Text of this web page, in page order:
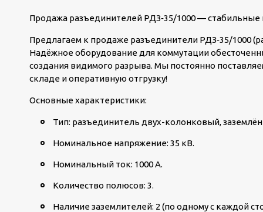
Продажа разъединителей РДЗ‑35/1000 — стабильные
Предлагаем к продаже разъединители РДЗ‑35/
Надёжное оборудование для коммутации
создания видимого разрыва. Мы постоянно
складе и оперативную отгрузку!
Основные характеристики:
Тип: разъединитель двух-колонковый,
Номинальное напряжение: 35 кВ.
Номинальный ток: 1000 А.
Количество полюсов: 3.
Наличие заземлителей: 2 (по одному с каждой